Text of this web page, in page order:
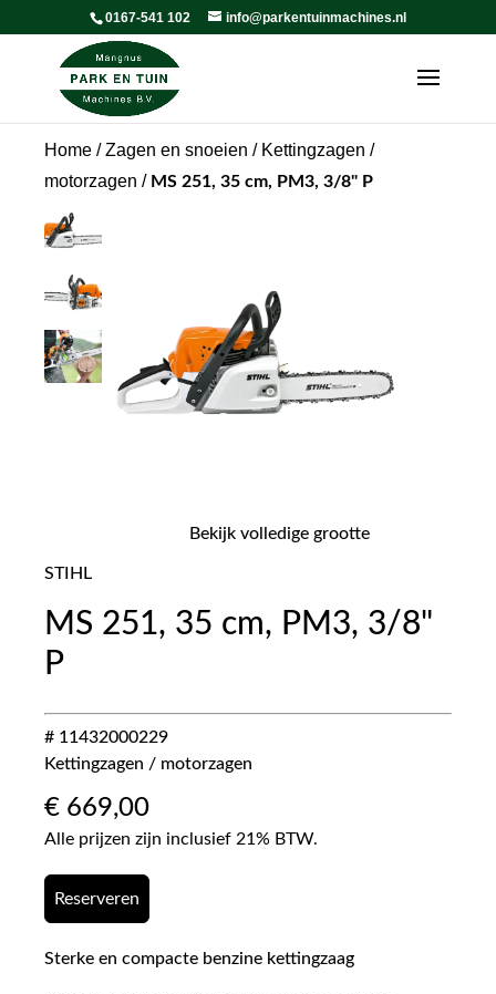
0167-541 102 info@parkentuinmachines.nl
Home /Zagen en snoeien / Kettingzagen /
motorzagen / MS 251, 35 cm, PM3, 3/8" P
Bekijk volledige grootte
STIHL
MS 251, 35 cm, PM3, 3/8"
P
# 11432000229
Kettingzagen / motorzagen
€ 669,00
Alle prijzen zijn inclusief 21% BTW.
Reserveren
Sterke en compacte benzine kettingzaag